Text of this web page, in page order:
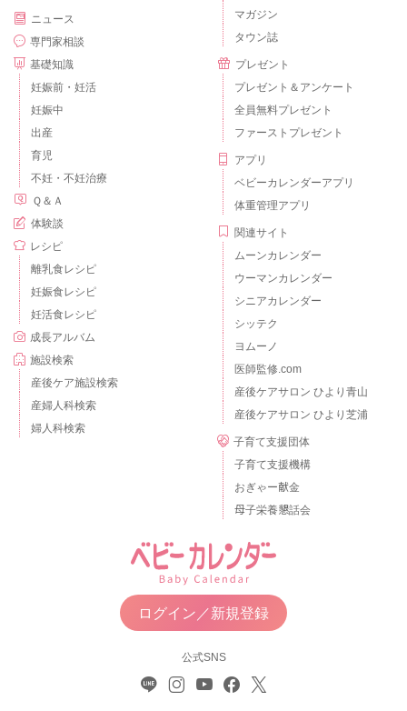
ニュース
専門家相談
基礎知識
妊娠前・妊活
妊娠中
出産
育児
不妊・不妊治療
Ｑ＆Ａ
体験談
レシピ
離乳食レシピ
妊娠食レシピ
妊活食レシピ
成長アルバム
施設検索
産後ケア施設検索
産婦人科検索
婦人科検索
マガジン
タウン誌
プレゼント
プレゼント＆アンケート
全員無料プレゼント
ファーストプレゼント
アプリ
ベビーカレンダーアプリ
体重管理アプリ
関連サイト
ムーンカレンダー
ウーマンカレンダー
シニアカレンダー
シッテク
ヨムーノ
医師監修.com
産後ケアサロン ひより青山
産後ケアサロン ひより芝浦
子育て支援団体
子育て支援機構
おぎゃー献金
母子栄養懇話会
ログイン／新規登録
公式SNS